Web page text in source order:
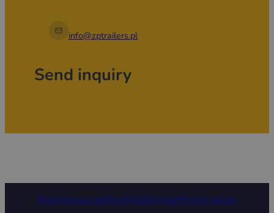
info@zptrailers.pl
Send inquiry
Become our partnerFAQServicePrivacy policy